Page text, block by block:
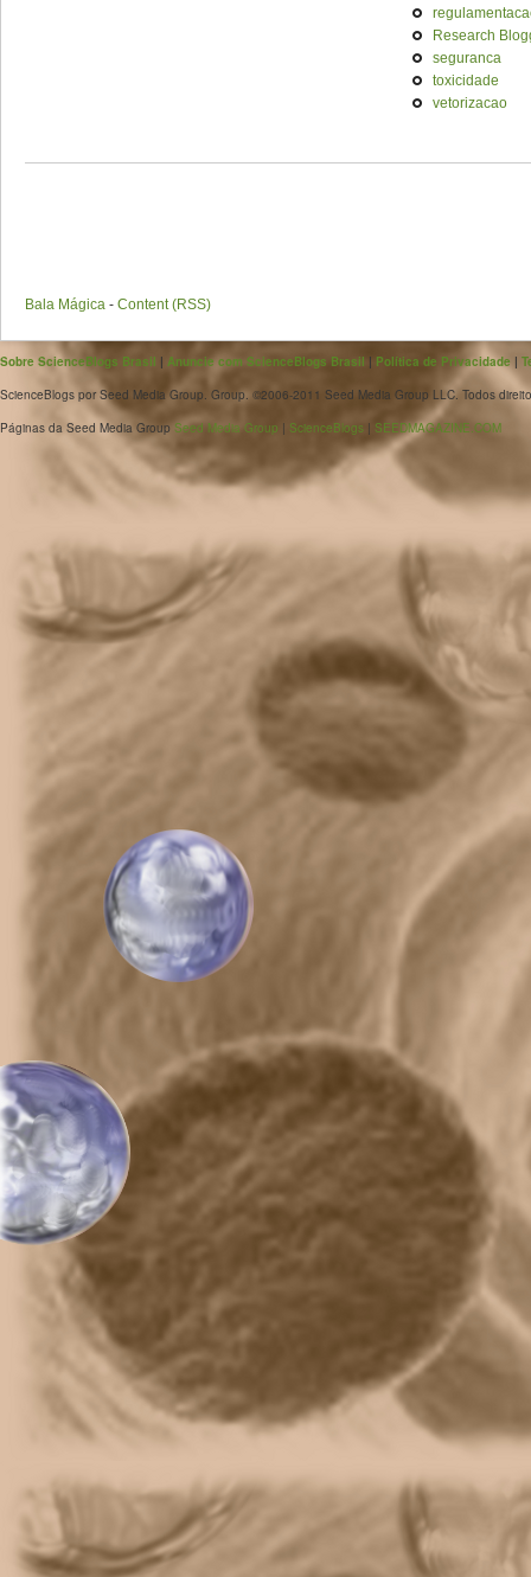
Research
seguranca
toxicidade
vetorizacao
Bala Mágica - Content (RSS)
Sobre ScienceBlogs Brasil | Anuncie com ScienceBlogs Brasil | Política de Privacidade |
ScienceBlogs por Seed Media Group. Group. ©2006-2011 Seed Media Group LLC. Todos
Páginas da Seed Media Group Seed Media Group | ScienceBlogs | SEEDMAGAZINE.COM